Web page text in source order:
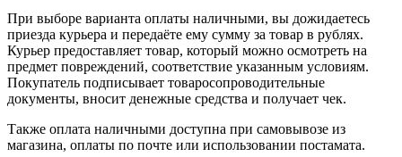
При выборе варианта оплаты наличными, вы дожидаетесь
приезда курьера и передаёте ему сумму за товар в рублях.
Курьер предоставляет товар, который можно осмотреть на
предмет повреждений, соответствие указанным условиям.
Покупатель подписывает товаросопроводительные
документы, вносит денежные средства и получает чек.
Также оплата наличными доступна при самовывозе из
магазина, оплаты по почте или использовании постамата.